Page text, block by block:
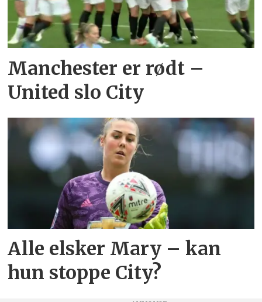
Manchester er rødt –
United slo City
Alle elsker Mary – kan
hun stoppe City?